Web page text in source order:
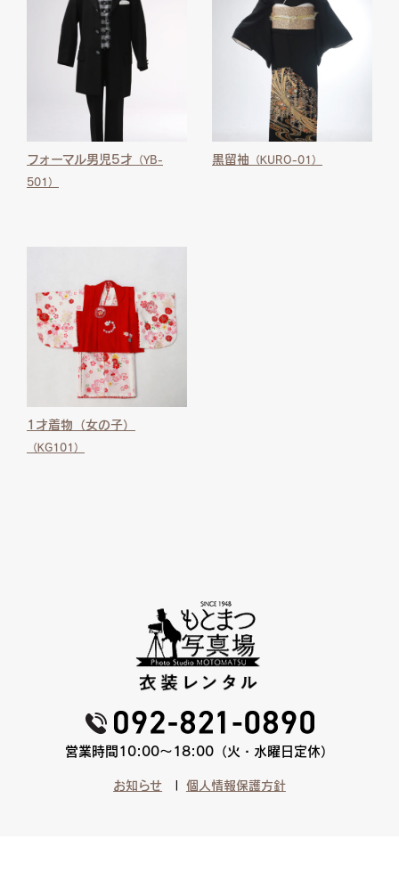
フォーマル男児5才 （YB-
501）
黒留袖 （KURO-01）
1才着物（女の子）
（KG101）
営業時間10:00〜18:00（火・水曜日定休）
お知らせ 個人情報保護方針